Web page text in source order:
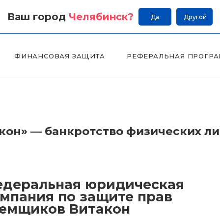
Ваш город Челябинск? Да Другой
ФИНАНСОВАЯ ЗАЩИТА РЕФЕРАЛЬНАЯ
— банкротство физических
юридическая
по защите прав
Витакон